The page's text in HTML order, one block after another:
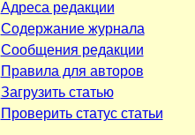
Адреса редакции
Содержание журнала
Сообщения редакции
Правила для авторов
Загрузить статью
Проверить статус статьи